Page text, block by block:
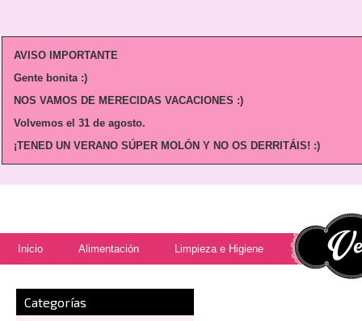
AVISO IMPORTANTE
Gente bonita :)
NOS VAMOS DE MERECIDAS VACACIONES :)
Volvemos el 31 de agosto.
¡TENED UN VERANO SÚPER MOLÓN Y NO OS DERRITÁIS! :)
Inicio Alimentación Limpieza e Higiene
Categorías